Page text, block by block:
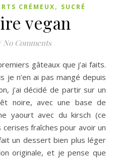
CRÉMEUX, SUCRÉ
vegan
No Comments
je n’en ai pas mangé depuis
j’ai décidé de partir sur un
noire, avec une base de
yaourt avec du kirsch (ce
fraîches pour avoir un
un dessert bien plus léger
originale, et je pense que